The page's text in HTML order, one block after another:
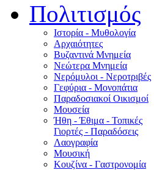
Πολιτισμός
Ιστορία - Μυθολογία
Αρχαιότητες
Βυζαντινά Μνημεία
Νεώτερα Μνημεία
Νερόμυλοι - Nεροτριβές
Γεφύρια - Μονοπάτια
Παραδοσιακοί Οικισμοί
Μουσεία
Ήθη - Έθιμα - Τοπικές
Γιορτές - Παραδόσεις
Λαογραφία
Μουσική
Κουζίνα - Γαστρονομία